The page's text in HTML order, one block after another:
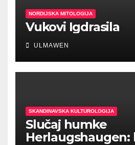
NORDIJSKA MITOLOGIJA
Vukovi Igdrasila
ULMAWEN
SKANDINAVSKA KULTUROLOGIJA
Slučaj humke
Herlaugshaugen: